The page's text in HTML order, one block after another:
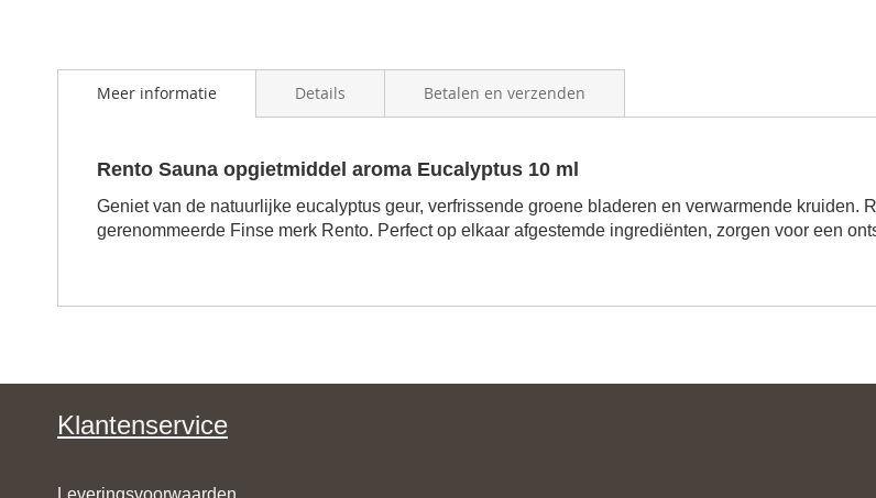
imagesMeer informatie
Rento Sauna opgietmiddel aroma Eucalyptus 10 ml
Geniet van de natuurlijke eucalyptus geur, verfrissende groene bladeren en verwarmende kruiden.
gerenommeerde Finse merk Rento. Perfect op elkaar afgestemde ingrediënten, zorgen voor een
Details Betalen en verzenden
Klantenservice
Leveringsvoorwaarden